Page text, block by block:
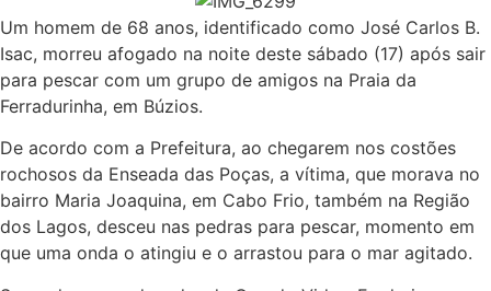
Um homem de 68 anos, identificado como José Carlos B.
Isac, morreu afogado na noite deste sábado (17) após sair
para pescar com um grupo de amigos na Praia da
Ferradurinha, em Búzios.
De acordo com a Prefeitura, ao chegarem nos costões
rochosos da Enseada das Poças, a vítima, que morava no
bairro Maria Joaquina, em Cabo Frio, também na Região
dos Lagos, desceu nas pedras para pescar, momento em
que uma onda o atingiu e o arrastou para o mar agitado.